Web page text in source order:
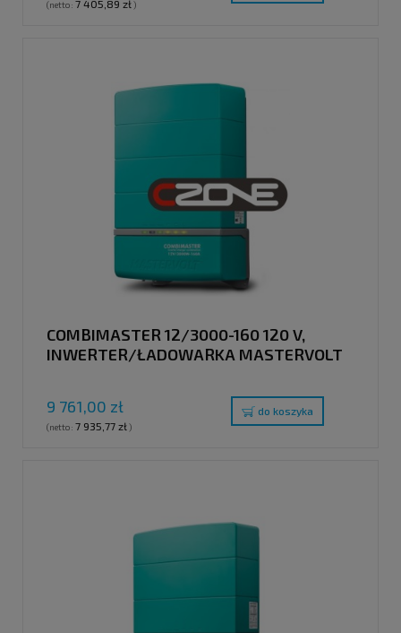
(netto: 7 405,89 zł)
COMBIMASTER 12/3000-160 120 V,
INWERTER/ŁADOWARKA MASTERVOLT
9 761,00 zł
(netto: 7 935,77 zł)
do koszyka